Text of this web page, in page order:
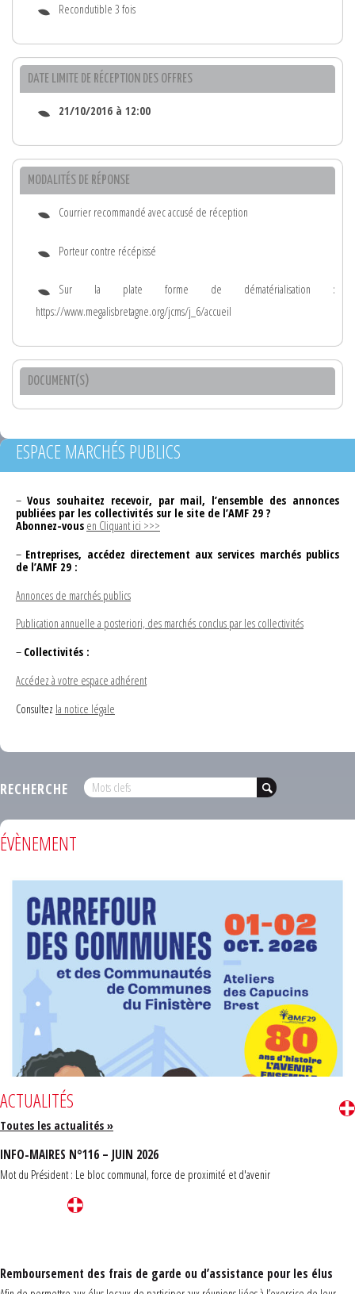
Recondutible 3 fois
DATE LIMITE DE RÉCEPTION DES OFFRES
21/10/2016 à 12:00
MODALITÉS DE RÉPONSE
Courrier recommandé avec accusé de réception
Porteur contre récépissé
Sur la plate forme de dématérialisation :
https://www.megalisbretagne.org/jcms/j_6/accueil
DOCUMENT(S)
ESPACE MARCHÉS PUBLICS
– Vous souhaitez recevoir, par mail, l’ensemble des annonces
publiées par les collectivités sur le site de l’AMF 29 ?
Abonnez-vous en Cliquant ici >>>
– Entreprises, accédez directement aux services marchés publics
de l’AMF 29 :
Annonces de marchés publics
Publication annuelle a posteriori, des marchés conclus par les collectivités
– Collectivités :
Accédez à votre espace adhérent
Consultez la notice légale
RECHERCHE
ÉVÈNEMENT
ACTUALITÉS
Toutes les actualités »
INFO-MAIRES N°116 – JUIN 2026
Mot du Président : Le bloc communal, force de proximité et d'avenir
Remboursement des frais de garde ou d’assistance pour les élus